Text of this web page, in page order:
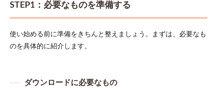
STEP1：必要なものを準備する
使い始める前に準備をきちんと整えましょう。まずは、必要なも
のを具体的に紹介します。
ダウンロードに必要なもの